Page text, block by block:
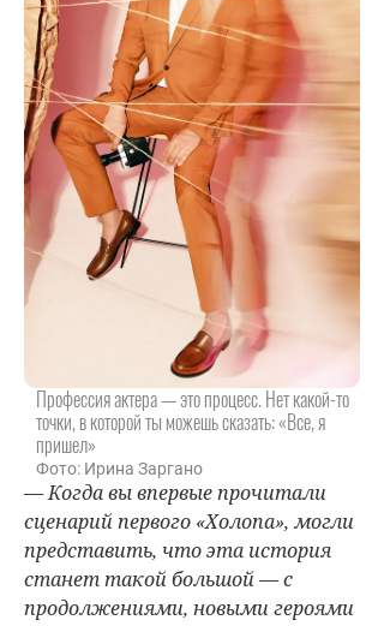
Профессия актера — это процесс. Нет какой-то
точки, в которой ты можешь сказать: «Все, я
пришел»
Фото: Ирина Заргано
— Когда вы впервые прочитали
сценарий первого «Холопа», могли
представить, что эта история
станет такой большой — с
продолжениями, новыми героями